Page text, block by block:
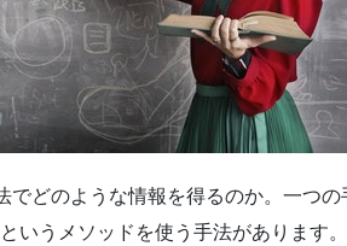
どのような情報を得るのか。一つの
いうメソッドを使う手法があります